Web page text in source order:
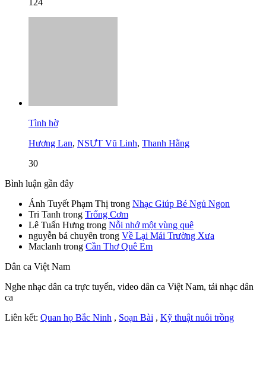
124
Tình hờ
Hương Lan, NSƯT Vũ Linh, Thanh Hằng
30
Bình luận gần đây
Ánh Tuyết Phạm Thị trong Nhạc Giúp Bé Ngủ Ngon
Tri Tanh trong Trống Cơm
Lê Tuấn Hưng trong Nỗi nhớ một vùng quê
nguyễn bá chuyên trong Về Lại Mái Trường Xưa
Maclanh trong Cần Thơ Quê Em
Dân ca Việt Nam
Nghe nhạc dân ca trực tuyến, video dân ca Việt Nam, tải nhạc dân
ca
Liên kết: Quan họ Bắc Ninh , Soạn Bài , Kỹ thuật nuôi trồng